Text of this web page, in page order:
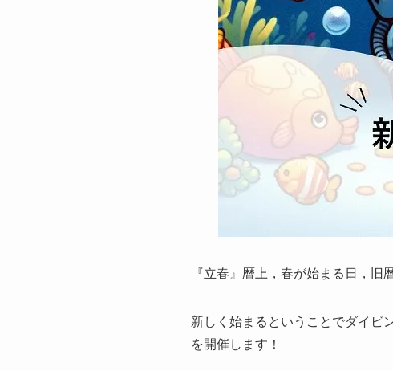
『立春』暦上，春が始まる日，旧
新しく始まるということでダイビ
を開催します！